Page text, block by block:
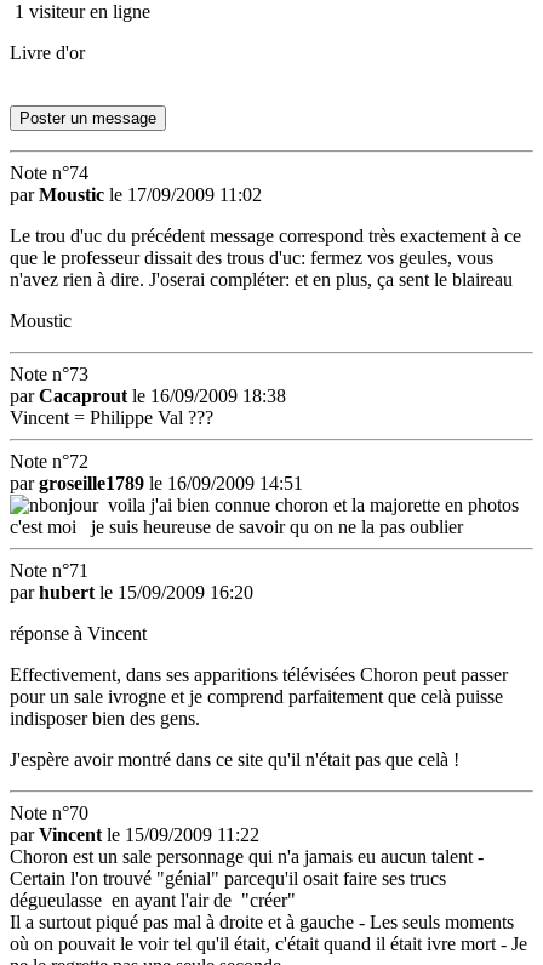
1 visiteur en ligne
Livre d'or
Poster un message
Note n°74
parMoustic le 17/09/2009 11:02
Le trou d'uc du précédent message correspond très exactement à ce
que le professeur dissait des trous d'uc: fermez vos geules, vous
n'avez rien à dire. J'oserai compléter: et en plus, ça sent le blaireau
Moustic
Note n°73
parCacaprout le 16/09/2009 18:38
Vincent = Philippe Val ???
Note n°72
pargroseille1789 le 16/09/2009 14:51
bonjour voila j'ai bien connue choron et la majorette en photos
c'est moi je suis heureuse de savoir qu on ne la pas oublier
Note n°71
parhubert le 15/09/2009 16:20
réponse à Vincent
Effectivement, dans ses apparitions télévisées Choron peut passer
pour un sale ivrogne et je comprend parfaitement que celà puisse
indisposer bien des gens.
J'espère avoir montré dans ce site qu'il n'était pas que celà !
Note n°70
parVincent le 15/09/2009 11:22
Choron est un sale personnage qui n'a jamais eu aucun talent -
Certain l'on trouvé "génial" parcequ'il osait faire ses trucs
dégueulasse en ayant l'air de "créer"
Il a surtout piqué pas mal à droite et à gauche - Les seuls moments
où on pouvait le voir tel qu'il était, c'était quand il était ivre mort - Je